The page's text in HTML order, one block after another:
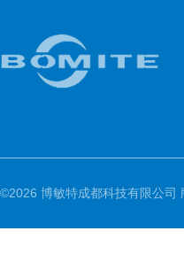
©2026 博敏特成都科技有限公司